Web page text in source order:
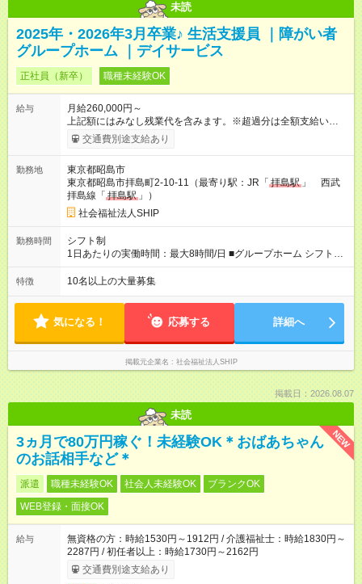
未読
2025年・2026年3月卒業♪ 生活支援員 ｜障がい者
グループホーム ｜デイサービス
正社員（新卒） 職種未経験OK
給与
月給260,000円～
上記額にはみなし残業代を含みます。※超過分は全額支給いたし
ます。 みなし残業代 40,000円 みなし残業時間 23時間 ■月給内
訳 基本給170,000円 職務手当❶10,000円 職務手当❷8,500円 固
プラン手当10,000円（一律） 処遇改善1,500円 ※別途、資格手
当・子供手当を上乗せ ※固定残業代超過分は全額支給 ※夜勤手
当は1回10,000円、月2～3回程度 ※土日手当は1回2,500円、月4
回程度 ■契約形態 試用期間6カ月（その間は契約社員） ※試用期
間中は職務手当❷なし・固定残業40,000円 (24ｈ/月） ■各等級
スタート時の基本給＋職務手当❶❷＋ライフプラン手当＋処遇改
善＋住宅手当＋役職手当 1等級 260,000円 2等級 267,100円 3
管 ︙ 8等級 426,000円 サビ管 【試用期間】試用期間あり 試用
期間の長さ：6ヶ月 ※ 雇用形態と給与に、本採用時と異なる部分
があります。 雇用形態：新卒採用（契約社員） 給与：月
給 251,500円 ～ 281,500円 上記額にはみなし残業代を含みま
す。※超過分は全額支給いたします。 みなし残業代 40,000円 み
なし残業時間 24時間 ※試用期間中は職務手当❷なし・固定残業
交通費別途支給あり
勤務地
東京都昭島市
東京都昭島市拝島町2-10-11（最寄り駅：JR「 拝島駅 」 西武
拝島線「 拝島駅 」）
社会福祉法人SHIP
勤務時間
シフト制
1日あたりの実働時間：最大8時間/日 ■グループホーム シフト制
早番7:00～16:00（休憩1H） 遅番12:00～21:00（休憩1H） 夜勤
16:00～10:00（休憩2H） ※夜勤は月に２～３回程度 ■デイサ
特徴 10名以上の大量募集
気になる！ 応募する 詳細へ
掲載元企業名 社会福祉法人SHIP
掲載日：2026.08.07
未読
NEW
3ヵ月で80万円稼ぐ！未経験OK＊おばあちゃん
のお話相手など＊
派遣 職種未経験OK 社会人未経験OK
ブランクOK
WEB登録・面接OK
給与
無資格の方：時給1530円～1912円 / 介護福祉士：時給1830円～
2287円 / 初任者以上：時給1730円～2162円
交通費別途支給あり